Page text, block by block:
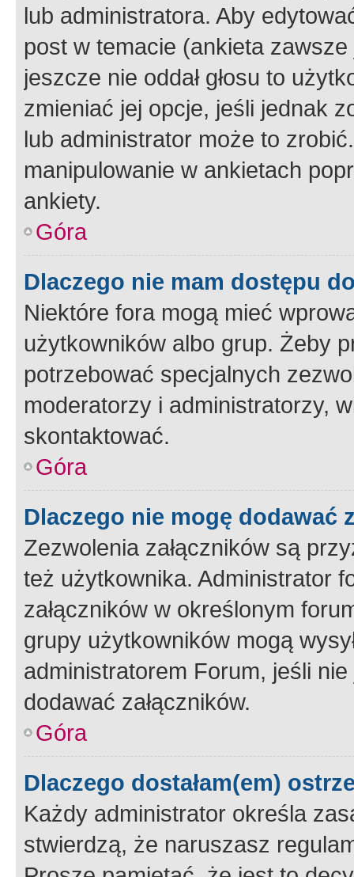
lub administratora. Aby
post w temacie (ankieta
jeszcze nie oddał głosu to
zmieniać jej opcje, jeśli jednak
lub administrator może to
manipulowanie w ankietach
ankiety.
Góra
Dlaczego nie mam dostępu
Niektóre fora mogą mieć
użytkowników albo grup. Żeby
potrzebować specjalnych
moderatorzy i administratorzy,
skontaktować.
Góra
Dlaczego nie mogę dodawać
Zezwolenia załączników są
też użytkownika. Administrator
załączników w określonym
grupy użytkowników mogą
administratorem Forum, jeśli
dodawać załączników.
Góra
Dlaczego dostałam(em)
Każdy administrator określa
stwierdzą, że naruszasz